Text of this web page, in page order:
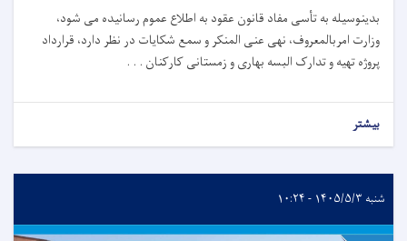
بدینوسیله بهتأسی مفاد قانون عقود به اطلاع عمومرسانیده می شود،
وزارت امربالمعروف، نهی عنی المنکر و سمع شکایات درنظردارد، قرارداد
پروژه تهیه و تدارک البسه بهاری و زمستانی کارکنان . . .
بیشتر
شنبه ۱۴۰۵/۵/۳ - ۱۰:۲۴